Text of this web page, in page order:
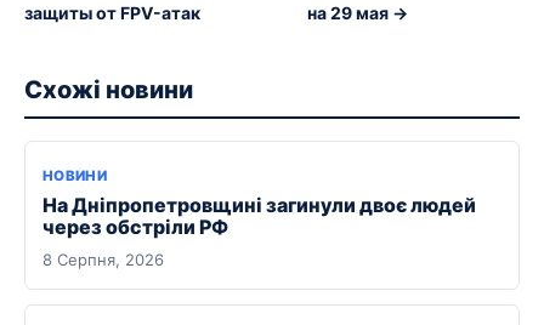
защиты от FPV-атак
на 29 мая →
Схожі новини
НОВИНИ
На Дніпропетровщині загинули двоє людей
через обстріли РФ
8 Серпня, 2026